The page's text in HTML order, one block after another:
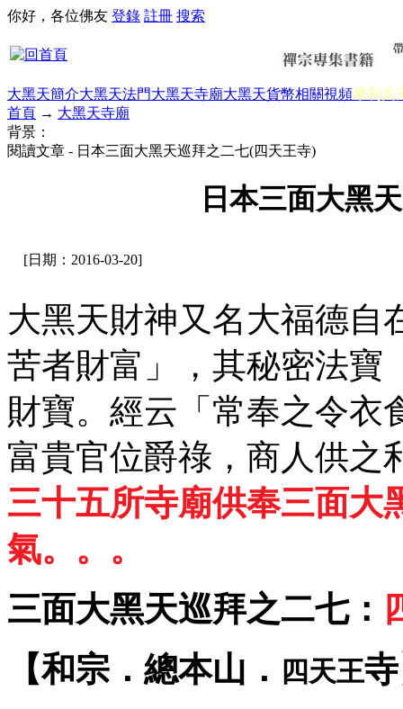
你好，各位佛友 登錄 註冊 搜索
大黑天簡介大黑天法門大黑天寺廟大黑天貨幣相關視頻摩利支
首頁 → 大黑天寺廟
背景：
閱讀文章 - 日本三面大黑天巡拜之二七(四天王寺)
日本三面大黑
[日期：2016-03-20]
大黑天財神又名大福德自
苦者財富」，其秘密法寶
財寶。經云「常奉之令衣
富貴官位爵祿，商人供之
三十五所寺廟供奉三面大
氣。。。
三面大黑天巡拜之二七：
【和宗．總本山．
四天王